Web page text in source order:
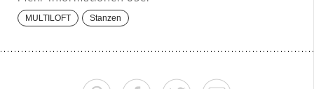
MULTILOFT Stanzen